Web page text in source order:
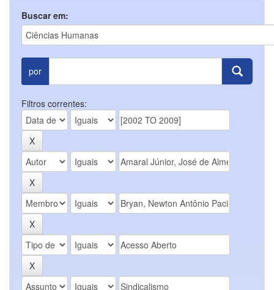
Buscar em:
por
Filtros correntes: